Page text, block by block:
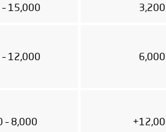
15,000 – 25,000
12,000 – 20,000
8,000 – 15,000